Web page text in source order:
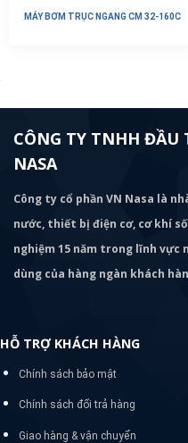
MÁY BƠM TRỤC NGANG CM 32-160C
CÔNG TY TNHH
NASA
Công ty cổ phần VN Nasa là
nước, thiết bị điện cơ, cơ khí
nghiệm 15 năm trong lĩnh
dùng của hàng ngàn khách
HỖ TRỢ KHÁCH HÀNG
Chính sách bảo mật
Chính sách đổi trả hàng
Giao hàng & vận chuyển